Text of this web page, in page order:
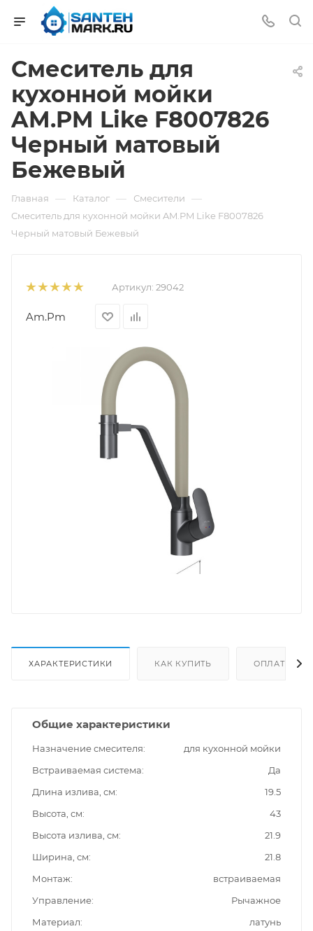
Смеситель для
кухонной мойки
AM.PM Like F8007826
Черный матовый
Бежевый
Главная — Каталог — Смесители —
Смеситель для кухонной мойки AM.PM Like F8007826
Черный матовый Бежевый
Артикул: 29042
Am.Pm
ХАРАКТЕРИСТИКИ КАК КУПИТЬ ОПЛАТА
Общие характеристики
Назначение смесителя
для кухонной мойки
Встраиваемая система
Да
Длина излива, см
19.5
Высота, см
43
Высота излива, см
21.9
Ширина, см
21.8
Монтаж
встраиваемая
Управление
Рычажное
Материал
латунь